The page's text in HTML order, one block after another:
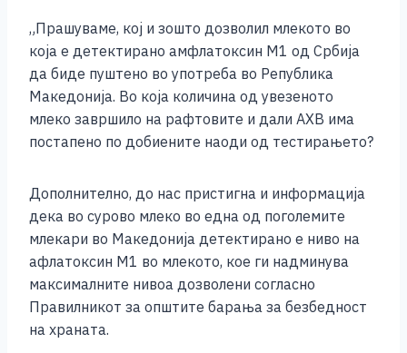
„Прашуваме, кој и зошто дозволил млекото во
која е детектирано амфлатоксин М1 од Србија
да биде пуштено во употреба во Република
Македонија. Во која количина од увезеното
млеко завршило на рафтовите и дали АХВ има
постапено по добиените наоди од тестирањето?
Дополнително, до нас пристигна и информација
дека во сурово млеко во една од поголемите
млекари во Македонија детектирано е ниво на
афлатоксин М1 во млекото, кое ги надминува
максималните нивоа дозволени согласно
Правилникот за општите барања за безбедност
на храната.